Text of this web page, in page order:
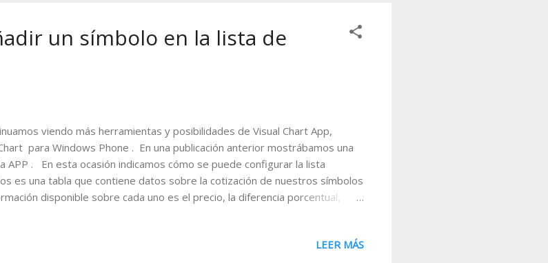
un símbolo en la lista de
viendo más herramientas y posibilidades de Visual Chart App,
para Windows Phone . En una publicación anterior mostrábamos una
APP . En esta ocasión indicamos cómo se puede configurar la lista
es una tabla que contiene datos sobre la cotización de nuestros símbolos
disponible sobre cada uno es el precio, la diferencia porcentual,
símbolo en este listado los pasos a seguir son los siguientes: En primer
LEER MÁS